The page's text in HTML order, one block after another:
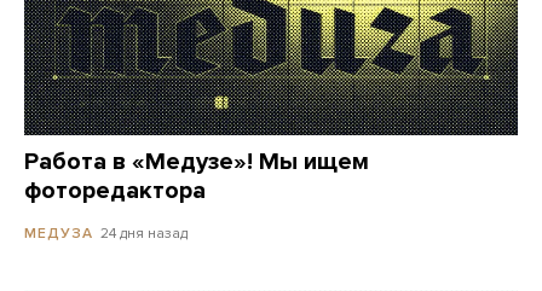
Работа в «Медузе»! Мы ищем
фоторедактора
МЕДУЗА 24 дня назад